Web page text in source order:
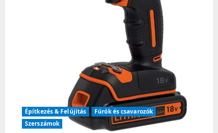
Építkezés & Felújítás
Fúrók és csavarozók
Szerszámok